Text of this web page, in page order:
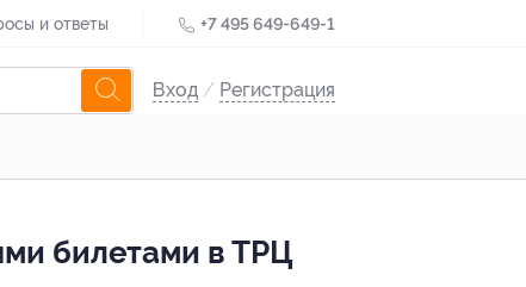
и ответы +7 495 649-649-1
Вход / Регистрация
билетами в ТРЦ